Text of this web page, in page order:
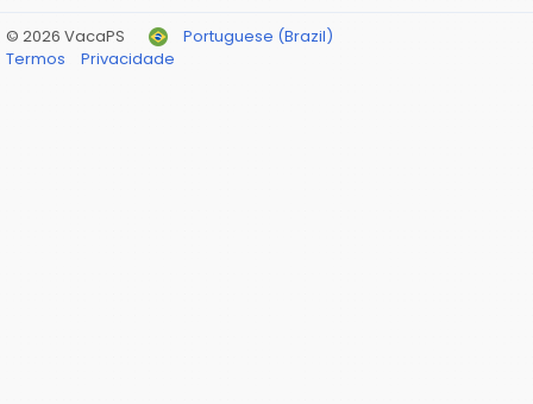
© 2026 VacaPS
Portuguese (Brazil)
Termos
Privacidade